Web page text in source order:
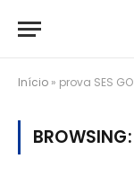
Início » prova SES GO
BROWSING: